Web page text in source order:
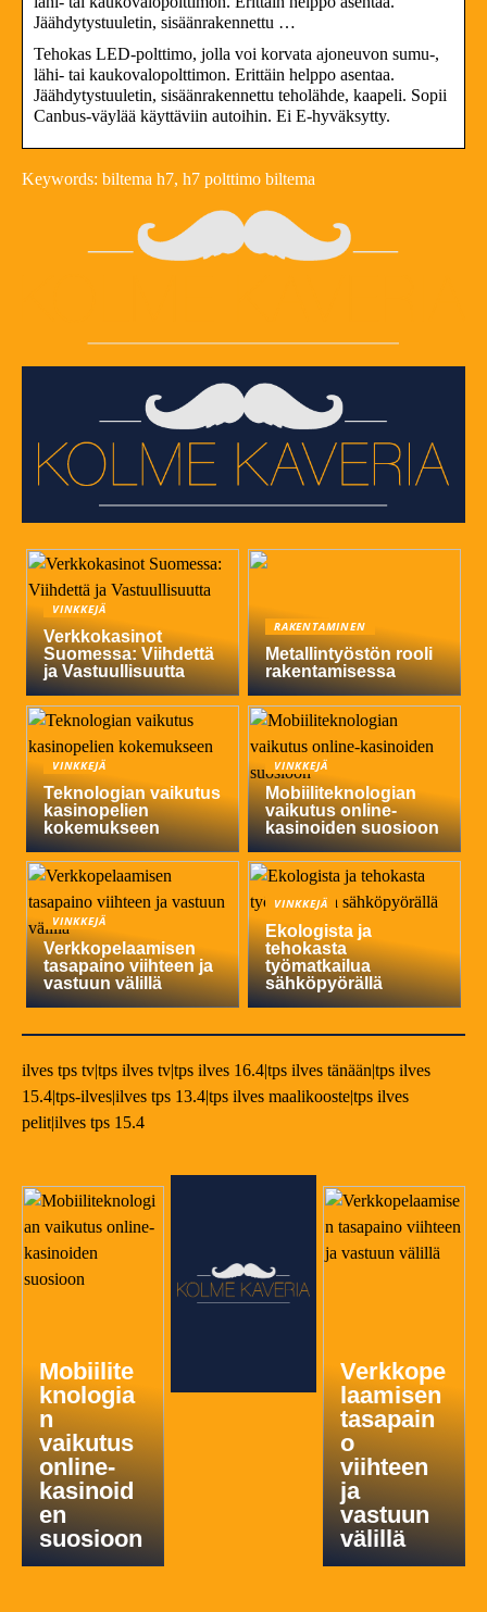
Jäähdytystuuletin, sisäänrakennettu …
Tehokas LED-polttimo, jolla voi korvata ajoneuvon sumu-,
lähi- tai kaukovalopolttimon. Erittäin helppo asentaa.
Jäähdytystuuletin, sisäänrakennettu teholähde, kaapeli. Sopii
Canbus-väylää käyttäviin autoihin. Ei E-hyväksytty.
Keywords: biltema h7, h7 polttimo biltema
VINKKEJÄ
Verkkokasinot
Suomessa: Viihdettä
ja Vastuullisuutta
RAKENTAMINEN
Metallintyöstön rooli
rakentamisessa
VINKKEJÄ
Teknologian vaikutus
kasinopelien
kokemukseen
VINKKEJÄ
Mobiiliteknologian
vaikutus online-
kasinoiden suosioon
VINKKEJÄ
Verkkopelaamisen
tasapaino viihteen ja
vastuun välillä
VINKKEJÄ
Ekologista ja
tehokasta
työmatkailua
sähköpyörällä
ilves tps tv|tps ilves tv|tps ilves 16.4|tps ilves tänään|tps ilves
15.4|tps-ilves|ilves tps 13.4|tps ilves maalikooste|tps ilves
pelit|ilves tps 15.4
Mobiilite
knologia
n
vaikutus
online-
kasinoid
en
suosioon
Verkkope
laamisen
tasapain
o
viihteen
ja
vastuun
välillä